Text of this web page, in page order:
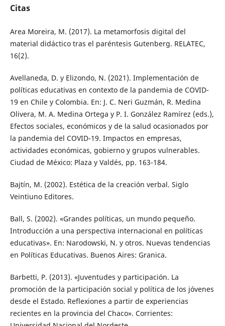
Citas
Area Moreira, M. (2017). La metamorfosis digital del
material didáctico tras el paréntesis Gutenberg. RELATEC,
16(2).
Avellaneda, D. y Elizondo, N. (2021). Implementación de
políticas educativas en contexto de la pandemia de COVID-
19 en Chile y Colombia. En: J. C. Neri Guzmán, R. Medina
Olivera, M. A. Medina Ortega y P. I. González Ramírez (eds.),
Efectos sociales, económicos y de la salud ocasionados por
la pandemia del COVID-19. Impactos en empresas,
actividades económicas, gobierno y grupos vulnerables.
Ciudad de México: Plaza y Valdés, pp. 163-184.
Bajtín, M. (2002). Estética de la creación verbal. Siglo
Veintiuno Editores.
Ball, S. (2002). «Grandes políticas, un mundo pequeño.
Introducción a una perspectiva internacional en políticas
educativas». En: Narodowski, N. y otros. Nuevas tendencias
en Políticas Educativas. Buenos Aires: Granica.
Barbetti, P. (2013). «Juventudes y participación. La
promoción de la participación social y política de los jóvenes
desde el Estado. Reflexiones a partir de experiencias
recientes en la provincia del Chaco». Corrientes: